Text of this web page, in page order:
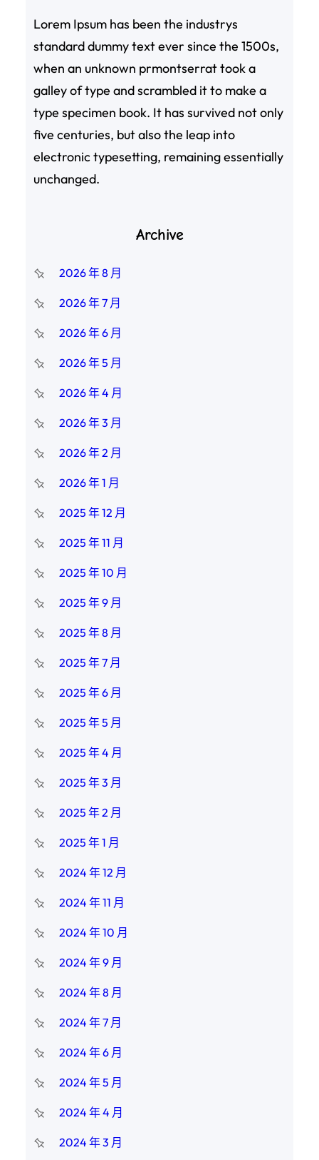
Lorem Ipsum has been the industrys
standard dummy text ever since the 1500s,
when an unknown prmontserrat took a
galley of type and scrambled it to make a
type specimen book. It has survived not only
five centuries, but also the leap into
electronic typesetting, remaining essentially
unchanged.
Archive
2026 年 8 月
2026 年 7 月
2026 年 6 月
2026 年 5 月
2026 年 4 月
2026 年 3 月
2026 年 2 月
2026 年 1 月
2025 年 12 月
2025 年 11 月
2025 年 10 月
2025 年 9 月
2025 年 8 月
2025 年 7 月
2025 年 6 月
2025 年 5 月
2025 年 4 月
2025 年 3 月
2025 年 2 月
2025 年 1 月
2024 年 12 月
2024 年 11 月
2024 年 10 月
2024 年 9 月
2024 年 8 月
2024 年 7 月
2024 年 6 月
2024 年 5 月
2024 年 4 月
2024 年 3 月